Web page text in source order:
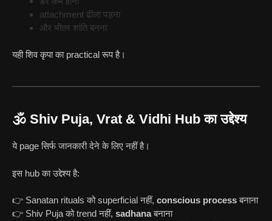
attachment ढीला पड़ना
और भीतर शांति बनना
यही शिव कृपा का practical रूप है।
🕉️ Shiv Puja, Vrat & Vidhi Hub का उद्देश्य
ये page सिर्फ जानकारी देने के लिए नहीं है।
इस hub का उद्देश्य है:
👉 Sanatan rituals को superficial नहीं, conscious processबनाना
👉 Shiv Puja को trend नहीं, sadhanaबनाना